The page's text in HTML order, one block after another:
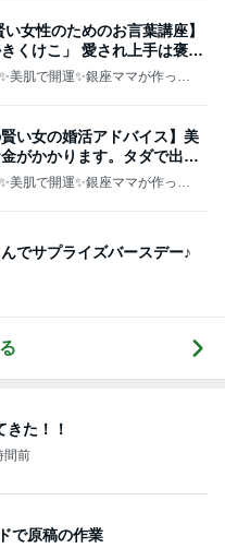
い女性のためのお言葉講座】
くけこ」 愛され上手は褒め
美肌で開運✨銀座ママが作った
賢い女の婚活アドバイス】美
がかかります。タダで出会
美肌で開運✨銀座ママが作った
でサプライズバースデー♪
た！！
間前
で原稿の作業